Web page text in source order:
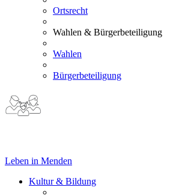
Ortsrecht
Wahlen & Bürgerbeteiligung
Wahlen
Bürgerbeteiligung
Leben in Menden
Kultur & Bildung